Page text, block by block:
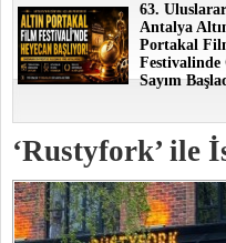
63.
Antalya
Portakal
Festivalinde
Sayım
‘Rustyfork’ ile